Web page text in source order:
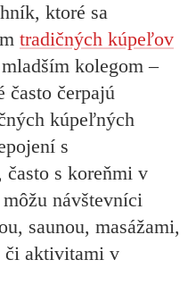
ktoré sa
tradičných kúpeľov
kolegom –
často čerpajú
kúpeľných
s
s koreňmi v
návštevníci
saunou, masážami,
či aktivitami v